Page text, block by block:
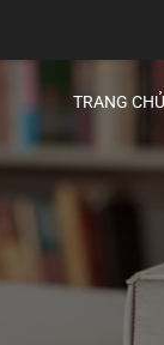
TRANG CHỦ